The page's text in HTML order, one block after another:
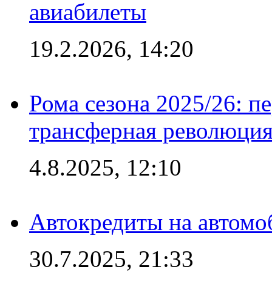
авиабилеты
19.2.2026, 14:20
Рома сезона 2025/26:
трансферная
4.8.2025, 12:10
Автокредиты на
30.7.2025, 21:33